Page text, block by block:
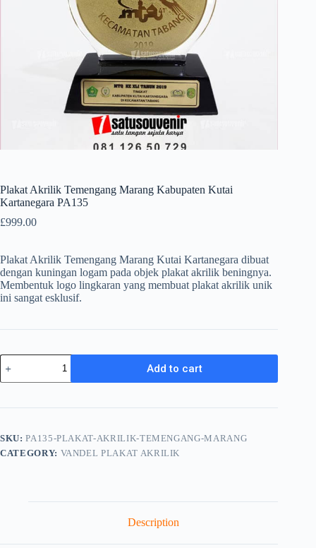
Plakat Akrilik Temengang Marang Kabupaten Kutai
Kartanegara PA135
£999.00
Plakat Akrilik Temengang Marang Kutai Kartanegara dibuat
dengan kuningan logam pada objek plakat akrilik beningnya.
Membentuk logo lingkaran yang membuat plakat akrilik unik
ini sangat esklusif.
Plakat
Akrilik
Temengang
Kabupaten
PA135
quantity
Add to cart
SKU:PA135-PLAKAT-AKRILIK-TEMENGANG-MARANG
CATEGORY: VANDEL PLAKAT AKRILIK
Description